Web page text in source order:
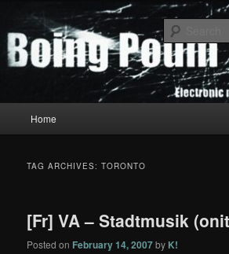
primary
content
secondary
contentBoing Poum Tchak!
Home
TAG ARCHIVES:TORONTO
[Fr] VA – Stadtmusik
Posted on February 14, 2007by K!